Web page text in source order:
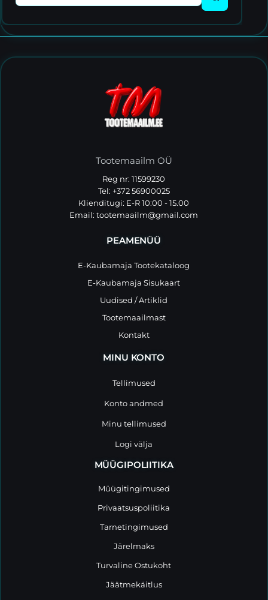
Tootemaailm OÜ
Reg nr: 11599230
Tel: +372 56900025
Klienditugi: E-R 10:00 - 15.00
Email:tootemaailm@gmail.com
PEAMENÜÜ
E-Kaubamaja Tootekataloog
E-Kaubamaja Sisukaart
Uudised / Artiklid
Tootemaailmast
Kontakt
MINU KONTO
Tellimused
Konto andmed
Minu tellimused
Logi välja
MÜÜGIPOLIITIKA
Müügitingimused
Privaatsuspoliitika
Tarnetingimused
Järelmaks
Turvaline Ostukoht
Jäätmekäitlus